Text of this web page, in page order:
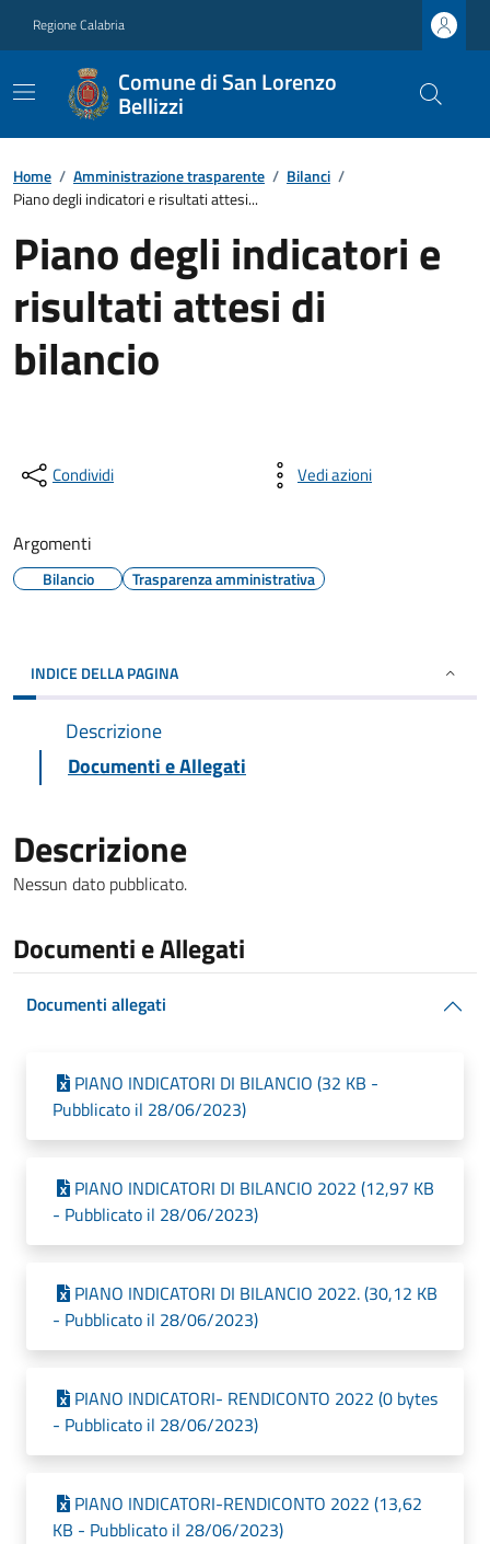
Regione Calabria
Comune di San Lorenzo
Bellizzi
Home / Amministrazione trasparente / Bilanci /
Piano degli indicatori e risultati attesi...
Piano degli indicatori e
risultati attesi di
bilancio
Condividi Vedi azioni
Argomenti
Bilancio Trasparenza amministrativa
INDICE DELLA PAGINA
Descrizione
Documenti e Allegati
Descrizione
Nessun dato pubblicato.
Documenti e Allegati
Documenti allegati
PIANO INDICATORI DI BILANCIO (32 KB -
Pubblicato il 28/06/2023)
PIANO INDICATORI DI BILANCIO 2022 (12,97 KB
- Pubblicato il 28/06/2023)
PIANO INDICATORI DI BILANCIO 2022. (30,12 KB
- Pubblicato il 28/06/2023)
PIANO INDICATORI- RENDICONTO 2022 (0 bytes
- Pubblicato il 28/06/2023)
PIANO INDICATORI-RENDICONTO 2022 (13,62
KB - Pubblicato il 28/06/2023)